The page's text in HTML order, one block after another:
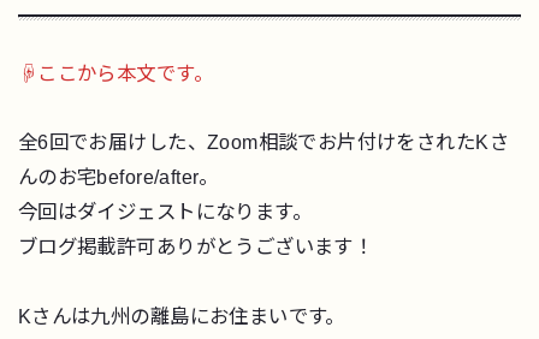
☟ここから本文です。
全6回でお届けした、Zoom相談でお片付けをされたKさ
んのお宅before/after。
今回はダイジェストになります。
ブログ掲載許可ありがとうございます！
Kさんは九州の離島にお住まいです。